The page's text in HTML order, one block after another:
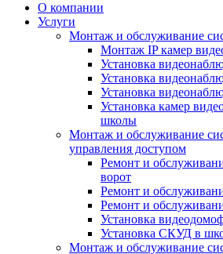
О компании
Услуги
Монтаж и обслуживание
Монтаж IP камер
Установка
Установка
Установка
Установка камер
школы
Монтаж и обслуживание
управления доступом
Ремонт и
ворот
Ремонт и
Ремонт и
Установка
Установка СКУД в
Монтаж и обслуживание